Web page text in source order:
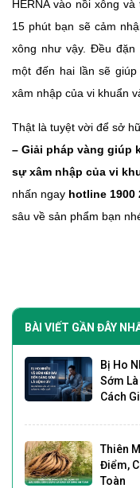
HERNA vào nồi xông
15 phút bạn sẽ cảm
xông như vậy. Đều
một đến hai lần sẽ
xâm nhập của vi khuẩn
Thật là tuyệt vời để sở
– Giải pháp vàng giúp
sự xâm nhập của vi
nhấn ngay hotline 1900
sâu về sản phẩm bạn
BÀI VIẾT GẦN ĐÂY
Bị Ho
Sớm
Cách
Thiên
Điểm,
Toàn